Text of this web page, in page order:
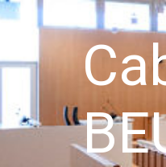
Skip to main content